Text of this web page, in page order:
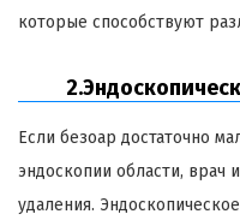
которые способствуют
Если безоар достаточно
эндоскопии области, врач
удаления.